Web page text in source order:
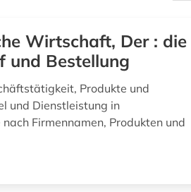
Wirtschaft, Der : die
und Bestellung
Produkte und
und Dienstleistung in
Firmennamen, Produkten und